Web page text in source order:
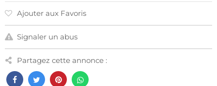
Ajouter aux Favoris
Signaler un abus
Partagez cette annonce :